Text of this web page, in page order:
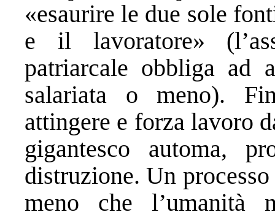
«esaurire le due sole
e il lavoratore»
patriarcale obbliga ad
salariata o meno).
attingere e forza lavoro
gigantesco automa,
distruzione. Un
meno che l’umanità